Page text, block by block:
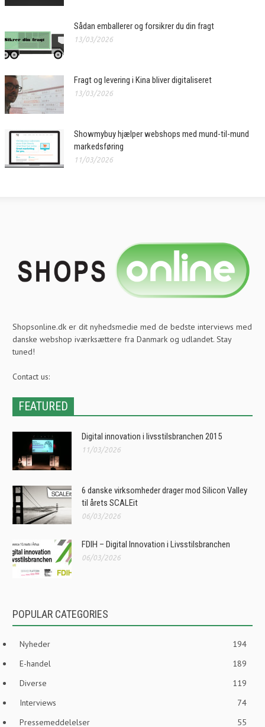
Sådan emballerer og forsikrer du din fragt
13/03/2026
Fragt og levering i Kina bliver digitaliseret
13/03/2026
Showmybuy hjælper webshops med mund-til-mund
markedsføring
11/03/2026
Shopsonline.dk er dit nyhedsmedie med de bedste interviews med
danske webshop iværksættere fra Danmark og udlandet. Stay
tuned!
Contact us:
FEATURED
Digital innovation i livsstilsbranchen 2015
11/03/2026
6 danske virksomheder drager mod Silicon Valley
til årets SCALEit
06/03/2026
FDIH – Digital Innovation i Livsstilsbranchen
06/03/2026
POPULAR CATEGORIES
Nyheder
194
E-handel
189
Diverse
119
Interviews
74
Pressemeddelelser
55